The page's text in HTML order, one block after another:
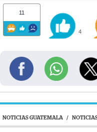
11
4
NOTICIAS GUATEMALA /